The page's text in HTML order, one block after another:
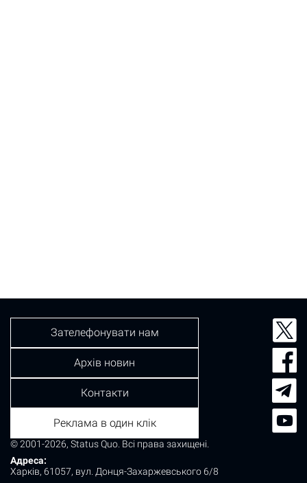
© 2001-2026, Status Quo. Всі права захищені.
Адреса:
Харків, 61057, вул. Донця-Захаржевського 6/8
Зателефонувати нам
Архів новин
Контакти
Реклама в один клік